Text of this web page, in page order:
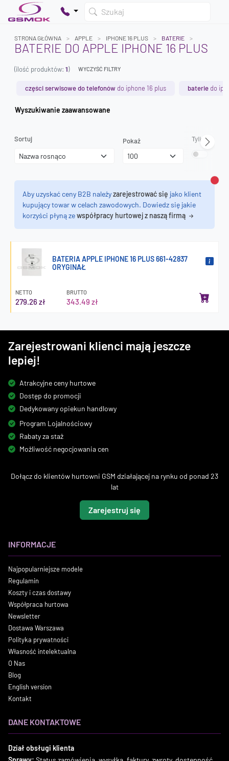
Szukaj
Twój koszyk jest pusty
STRONA GŁÓWNA APPLE IPHONE 16 PLUS BATERIE
BATERIE DO APPLE IPHONE 16 PLUS
(ilość produktów: 1) WYCZYŚĆ FILTRY
części serwisowe do telefonów do iphone 16 plus baterie do
Wyszukiwanie zaawansowane
Sortuj Pokaż Tylko
Aby uzyskać ceny B2B należyzarejestrować się jako klient
kupujący towar w celach zawodowych. Dowiedz się jakie
korzyści płyną zewspółpracy hurtowej z naszą firmą
BATERIA APPLE IPHONE 16 PLUS 661-42837
ORYGINAŁ
NETTO
279.26 zł
BRUTTO
343.49 zł
Zarejestrowani klienci mają jeszcze
lepiej!
Atrakcyjne ceny hurtowe
Dostęp do promocji
Dedykowany opiekun handlowy
Program Lojalnościowy
Rabaty za staż
Możliwość negocjowania cen
Dołącz do klientów hurtowni GSM działającej na rynku od ponad 23
lat
Zarejestruj się
INFORMACJE
Najpopularniejsze modele
Regulamin
Koszty i czas dostawy
Współpraca hurtowa
Newsletter
Dostawa Warszawa
Polityka prywatności
Własność intelektualna
O Nas
Blog
English version
Kontakt
DANE KONTAKTOWE
Dział obsługi klienta